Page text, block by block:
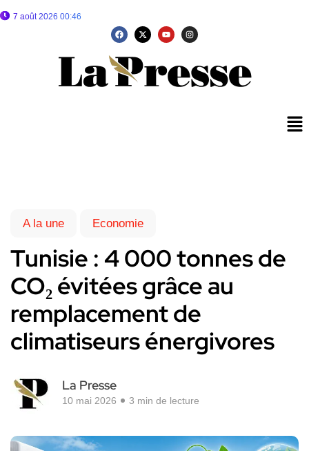
7 août 2026 00:46
A la une Economie
Tunisie : 4 000 tonnes de
CO₂ évitées grâce au
remplacement de
climatiseurs énergivores
La Presse
10 mai 2026 3 min de lecture